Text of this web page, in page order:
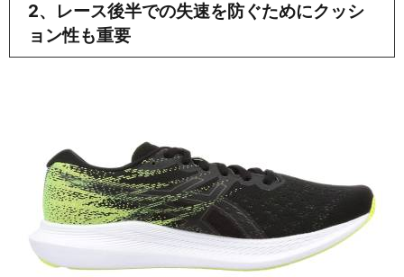
2、レース後半での失速を防ぐためにクッシ
ョン性も重要